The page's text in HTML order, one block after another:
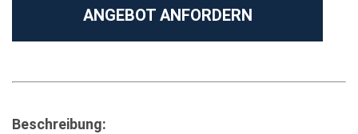
ANGEBOT ANFORDERN
Beschreibung: